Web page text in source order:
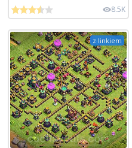
8.5K
z linkiem